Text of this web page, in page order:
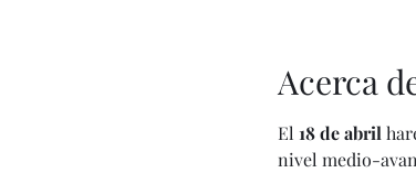
Acerca
El 18 de abril
nivel medio-